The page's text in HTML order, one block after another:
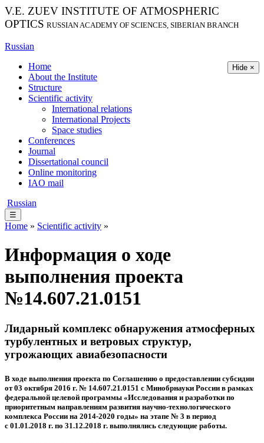
V.E. ZUEV INSTITUTE OF ATMOSPHERIC
OPTICS RUSSIAN ACADEMY OF SCIENCES, SIBERIAN BRANCH
Russian
Hide ×
Home
About the Institute
Structure
Scientific activity
International relations
International Projects
Space studies
Conferences
Journal
Dissertational council
Online monitoring
IAO mail
Russian
☰
Home » Scientific activity »
Информация о ходе
выполнения проекта
№14.607.21.0151
Лидарный комплекс обнаружения атмосферных
турбулентных и ветровых структур,
угрожающих авиабезопасности
В ходе выполнения проекта по Соглашению о предоставлении субсидии
от 03 октября 2016 г. № 14.607.21.0151 с Минобрнауки России в рамках
федеральной целевой программы «Исследования и разработки по
приоритетным направлениям развития научно-технологического
комплекса России на 2014-2020 годы» на этапе № 3 в период
с 01.01.2018 г. по 31.12.2018 г. выполнялись следующие работы.